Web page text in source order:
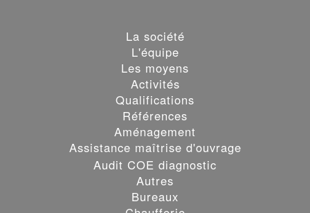
La société
L'équipe
Les moyens
Activités
Qualifications
Références
Aménagement
Assistance maîtrise d'ouvrage
Audit COE diagnostic
Autres
Bureaux